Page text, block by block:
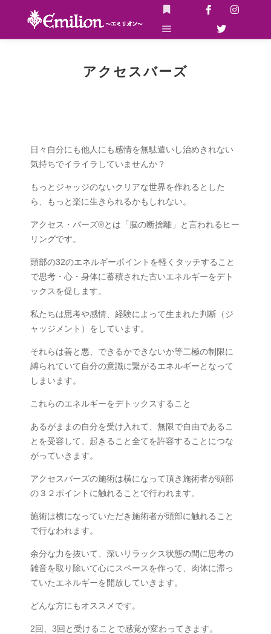
アクセスバーズ
日々自分にも他人にも感情を無駄遣いし治めきれない
気持ちでイライラしていませんか？
もっとジャッジのないクリアな世界を作れるとした
ら、もっと楽に生きられるかもしれない。
アクセス・バーズ®とは「脳の断捨離」と言われるヒー
リングです。
頭部の32のエネルギーポイントを軽くタッチすること
で思考・心・身体に蓄積された古いエネルギーをデト
ックスを促します。
私たちは思考や感情、経験によって生まれた判断（ジ
ャッジメント）をしています。
それらは善と悪、できるかできないか等二極の制限に
縛られていて 自分の意識に繋がるエネルギーとなって
しまいます。
これらのエネルギーをデトックスすること
あるがままの自分を受け入れて、無限で自由であるこ
とを受容して、 起きること全てを許容することにつな
がっていきます。
アクセスバーズの施術は横になって頂き施術者が頭部
の３２ポイントに触れることで行われます。
施術は横になっていただき施術者が頭部に触れること
で行なわれます。
余分な力を抜いて、深いリラックス状態の間に思考の
雑音を取り除いて心にスペースを作って、肉体に滞っ
ていたエネルギーを開放していきます。
どんな方にもオススメです。
2回、3回と受けることで感覚が変わってきます。